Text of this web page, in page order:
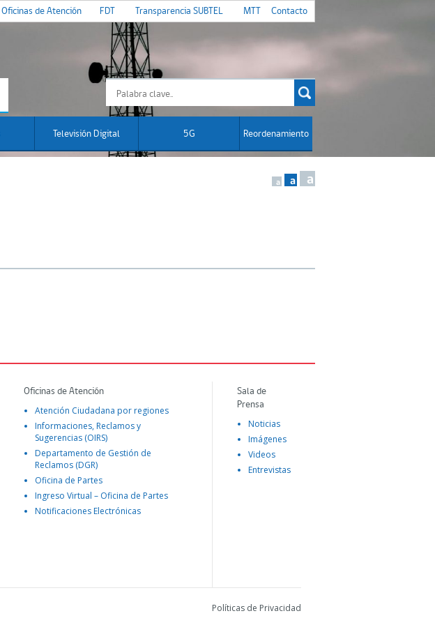
Oficinas de Atención FDT Transparencia SUBTEL MTT Contacto
Televisión Digital 5G Reordenamiento
a a a
Oficinas de Atención
Atención Ciudadana por regiones
Informaciones, Reclamos y
Sugerencias (OIRS)
Departamento de Gestión de
Reclamos (DGR)
Oficina de Partes
Ingreso Virtual – Oficina de Partes
Notificaciones Electrónicas
Sala de
Prensa
Noticias
Imágenes
Videos
Entrevistas
Políticas de Privacidad